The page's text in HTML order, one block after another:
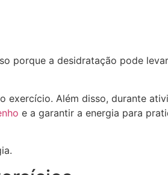
porque a desidratação pode
exercício. Além disso, durante
e a garantir a energia para